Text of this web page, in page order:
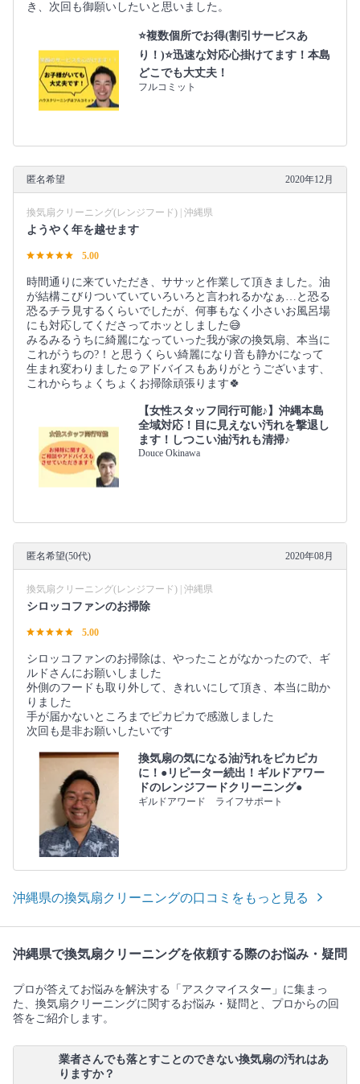
き、次回も御願いしたいと思いました。
⭐️複数個所でお得(割引サービスあ
り！)⭐迅速な対応心掛けてます！本島
どこでも大丈夫！
フルコミット
匿名希望 2020年12月
換気扇クリーニング(レンジフード) | 沖縄県
ようやく年を越せます
5.00
時間通りに来ていただき、ササッと作業して頂きました。油
が結構こびりついていていろいろと言われるかなぁ…と恐る
恐るチラ見するくらいでしたが、何事もなく小さいお風呂場
にも対応してくださってホッとしました😅
みるみるうちに綺麗になっていった我が家の換気扇、本当に
これがうちの?！と思うくらい綺麗になり音も静かになって
生まれ変わりました☺️アドバイスもありがとうございます、
これからちょくちょくお掃除頑張ります🍀
【女性スタッフ同行可能♪】沖縄本島
全域対応！目に見えない汚れを撃退し
ます！しつこい油汚れも清掃♪
Douce Okinawa
匿名希望(50代) 2020年08月
換気扇クリーニング(レンジフード) | 沖縄県
シロッコファンのお掃除
5.00
シロッコファンのお掃除は、やったことがなかったので、ギ
ルドさんにお願いしました
外側のフードも取り外して、きれいにして頂き、本当に助か
りました
手が届かないところまでピカピカで感激しました
次回も是非お願いしたいです
換気扇の気になる油汚れをピカピカ
に！●リピーター続出！ギルドアワー
ドのレンジフードクリーニング●
ギルドアワード ライフサポート
沖縄県の換気扇クリーニングの口コミをもっと見る
沖縄県で換気扇クリーニングを依頼する際のお悩み・疑問
プロが答えてお悩みを解決する「アスクマイスター」に集まっ
た、換気扇クリーニングに関するお悩み・疑問と、プロからの回
答をご紹介します。
業者さんでも落とすことのできない換気扇の汚れはあ
りますか？